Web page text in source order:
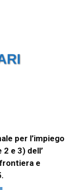
per l’impiego
e 3) dell’
e